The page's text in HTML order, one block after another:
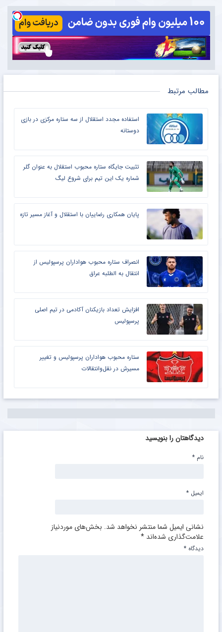
مطالب مرتبط
استفاده مجدد استقلال از سه ستاره مرکزی در بازی
دوستانه
تثبیت جایگاه ستاره محبوب استقلال به عنوان گلر
شماره یک این تیم برای شروع لیگ
پایان همکاری رضاییان با استقلال و آغاز مسیر تازه
انصراف ستاره محبوب هواداران پرسپولیس از
انتقال به الطلبه عراق
افزایش تعداد بازیکنان آکادمی در تیم اصلی
پرسپولیس
ستاره محبوب هواداران پرسپولیس و تغییر
مسیرش در نقل‌وانتقالات
دیدگاهتان را بنویسید
نشانی ایمیل شما منتشر نخواهد شد. بخش‌های موردنیاز
علامت‌گذاری شده‌اند *
دیدگاه *
نام *
ایمیل *